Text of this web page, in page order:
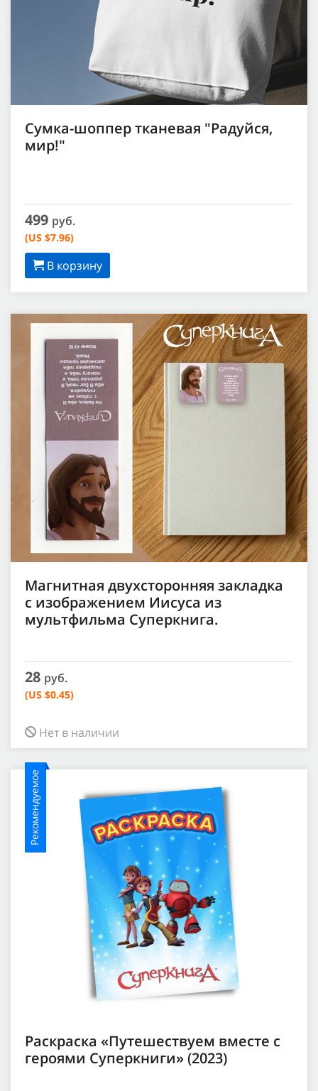
Сумка-шоппер тканевая "Радуйся,
мир!"
499 руб.
(US $7.96)
В корзину
Магнитная двухсторонняя закладка
с изображением Иисуса из
мультфильма Суперкнига.
28 руб.
(US $0.45)
Нет в наличии
Рекомендуемое
Раскраска «Путешествуем вместе с
героями Суперкниги» (2023)